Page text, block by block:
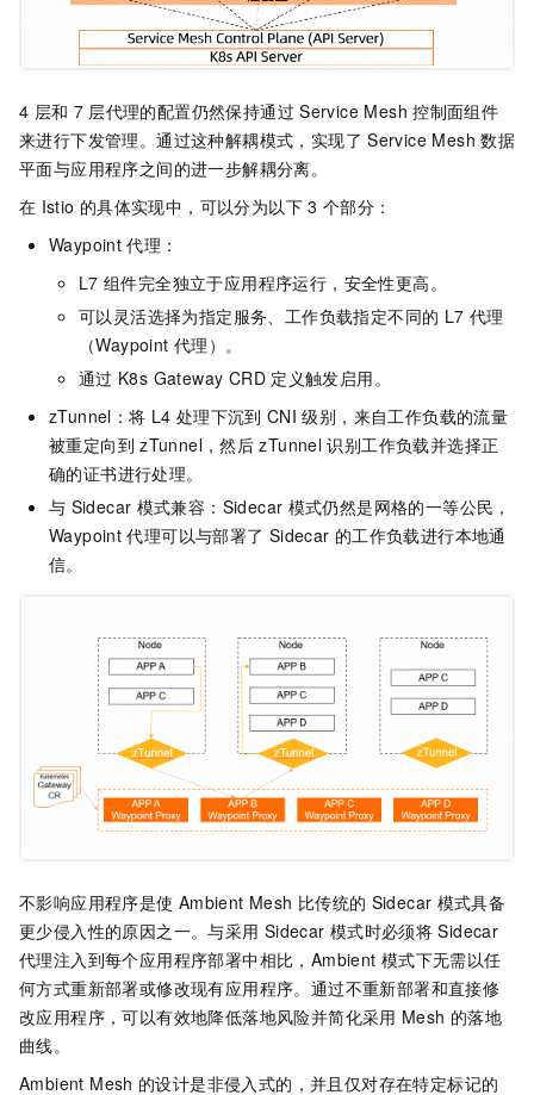
4 层和 7 层代理的配置仍然保持通过 Service Mesh 控制面组件
来进行下发管理。通过这种解耦模式，实现了 Service Mesh 数据
平面与应用程序之间的进一步解耦分离。
在 Istio 的具体实现中，可以分为以下 3 个部分：
Waypoint 代理：
L7 组件完全独立于应用程序运行，安全性更高。
可以灵活选择为指定服务、工作负载指定不同的 L7 代理
（Waypoint 代理）。
通过 K8s Gateway CRD 定义触发启用。
zTunnel：将 L4 处理下沉到 CNI 级别，来自工作负载的流量
被重定向到 zTunnel，然后 zTunnel 识别工作负载并选择正
确的证书进行处理。
与 Sidecar 模式兼容：Sidecar 模式仍然是网格的一等公民，
Waypoint 代理可以与部署了 Sidecar 的工作负载进行本地通
信。
不影响应用程序是使 Ambient Mesh 比传统的 Sidecar 模式具备
更少侵入性的原因之一。与采用 Sidecar 模式时必须将 Sidecar
代理注入到每个应用程序部署中相比，Ambient 模式下无需以任
何方式重新部署或修改现有应用程序。通过不重新部署和直接修
改应用程序，可以有效地降低落地风险并简化采用 Mesh 的落地
曲线。
Ambient Mesh 的设计是非侵入式的，并且仅对存在特定标记的